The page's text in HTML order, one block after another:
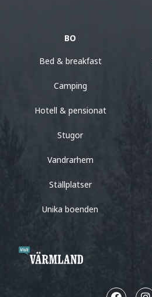
BO
Bed & breakfast
Camping
Hotell & pensionat
Stugor
Vandrarhem
Ställplatser
Unika boenden